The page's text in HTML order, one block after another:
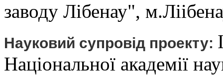
заводу Лібенау",
Науковий супровід проекту:
Національної академії